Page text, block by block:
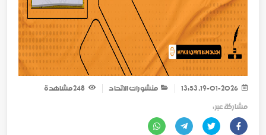
منشورات الاتحاد
مشاهدة
مشاركة عبر :